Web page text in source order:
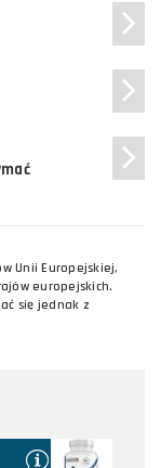
Unii Europejskiej,
europejskich.
się jednak z